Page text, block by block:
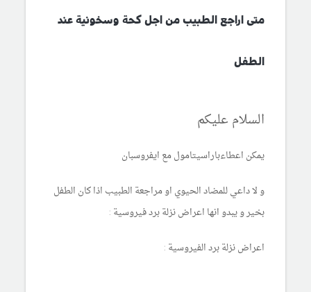
متى اراجع الطبيب من اجل كحة وسخونية عند
الطفل
السلام عليكم
يمكن اعطاءباراسيتامول مع ايفروسبان
و لا داعي للمضاد الحيوي او مراجعة الطبيب اذا كان الطفل
بخير و يبدو انها اعراض نزلة برد فيروسية :
اعراض نزلة برد الفيروسية :